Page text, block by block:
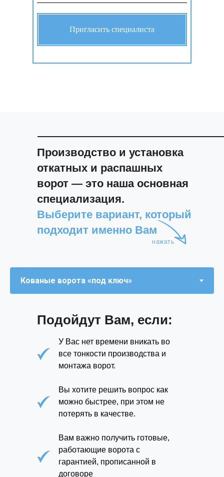
Пригласить специалиста
Производство и установка
откатных и распашных
ворот — это наша основная
специализация.
Выберите вариант, который
подходит именно Вам
нажать
Подойдут Вам, если:
У Вас нет времени вникать во
все тонкости производства и
монтажа ворот.
Вы хотите решить вопрос как
можно быстрее, при этом не
потерять в качестве.
Вам важно получить готовые,
работающие ворота с
гарантией, прописанной в
договоре